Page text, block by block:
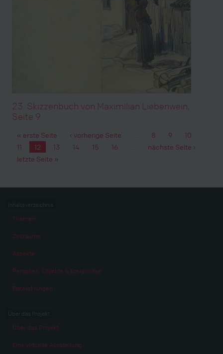
23. Skizzenbuch von Maximilian Liebenwein,
Seite 9
Seiten
« erste Seite ‹ vorherige Seite 8 9
10
11
12 13 14 15 16
nächste Seite ›
letzte Seite »
Themen
Zeiträume
Aspekte
Personen, Objekte & Ereignissse
Entwicklungen
Über das Projekt
Eine virtuelle Ausstellung